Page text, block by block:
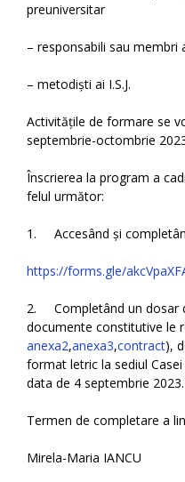
preuniversitar
– responsabili sau membri
– metodiști ai I.S.J.
Activitățile de formare se
septembrie-octombrie
Înscrierea la program a
felul următor:
1. Accesând și
https://forms.gle/
2. Completând un dosar
documente constitutive le
anexa2,anexa3,contract),
format letric la sediul
data de 4 septembrie 2023.
Termen de completare a
Mirela-Maria IANCU